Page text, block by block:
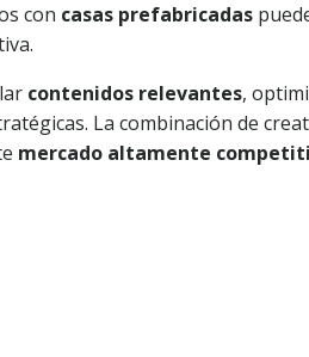
con casas prefabricadas
contenidos relevantes,
La combinación de
mercado altamente